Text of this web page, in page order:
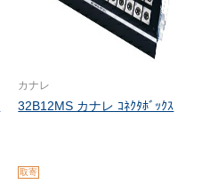
カナレ
32B12MS カナレ ｺﾈｸﾀﾎﾞｯｸｽ
取寄